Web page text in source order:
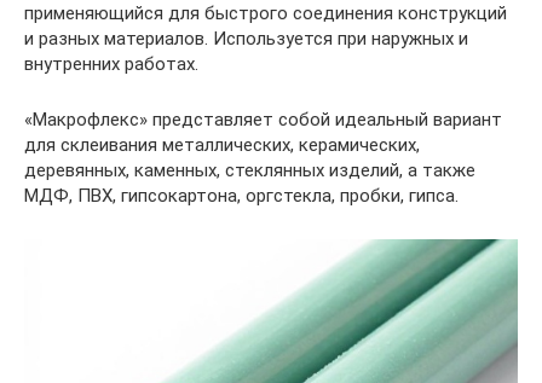
применяющийся для быстрого соединения конструкций
и разных материалов. Используется при наружных и
внутренних работах.
«Макрофлекс» представляет собой идеальный вариант
для склеивания металлических, керамических,
деревянных, каменных, стеклянных изделий, а также
МДФ, ПВХ, гипсокартона, оргстекла, пробки, гипса.